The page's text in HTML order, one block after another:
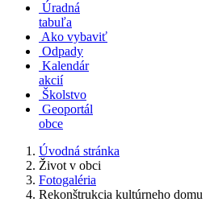
Úradná
tabuľa
Ako vybaviť
Odpady
Kalendár
akcií
Školstvo
Geoportál
obce
Úvodná stránka
Život v obci
Fotogaléria
Rekonštrukcia kultúrneho domu